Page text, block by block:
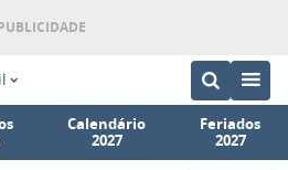
Calendário
2027
Feriados
2027